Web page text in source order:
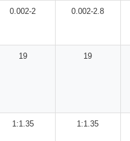
0.002-2 0.002-2.8
19 19
1:1.35 1:1.35